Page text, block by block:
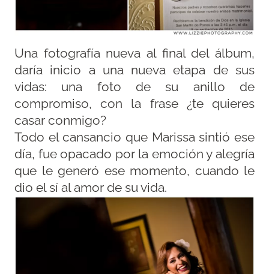
Una fotografía nueva al final del álbum,
daría inicio a una nueva etapa de sus
vidas: una foto de su anillo de
compromiso, con la frase ¿te quieres
casar conmigo?
Todo el cansancio que Marissa sintió ese
día, fue opacado por la emoción y alegría
que le generó ese momento, cuando le
dio el sí al amor de su vida.